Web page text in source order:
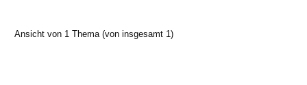
Ansicht von 1 Thema (von insgesamt 1)